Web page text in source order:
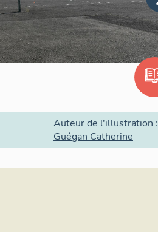
Auteur de l'illustration :
Guégan Catherine